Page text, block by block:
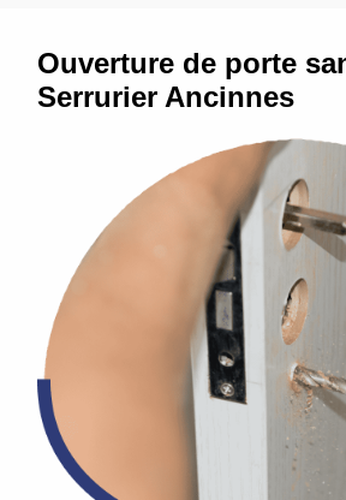
Ouverture de porte
Serrurier Ancinnes